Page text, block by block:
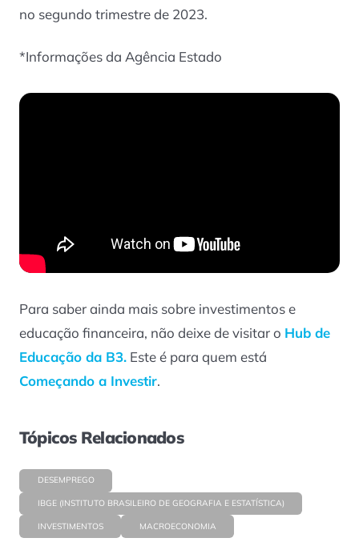
no segundo trimestre de 2023.
*Informações da Agência Estado
Para saber ainda mais sobre investimentos e
educação financeira, não deixe de visitar o Hub de
Educação da B3. Este é para quem está
Começando a Investir.
Tópicos Relacionados
DESEMPREGO
IBGE (INSTITUTO BRASILEIRO DE GEOGRAFIA E ESTATÍSTICA)
INVESTIMENTOS MACROECONOMIA